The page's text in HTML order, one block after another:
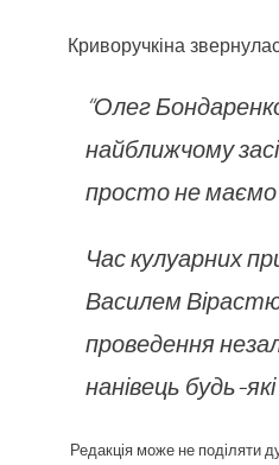
Криворучкіна
“Олег
найближчому
просто не
Час кулуарних
Василем
проведення
нанівець будь-
Редакція може не поділяти